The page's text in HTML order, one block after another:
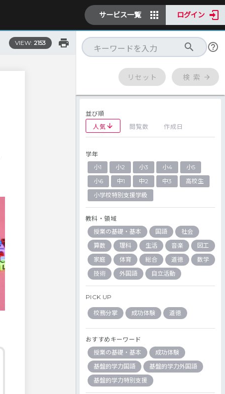
サービス一覧 ログイン
VIEW: 2153
リセット 検 索
並び順
人気
閲覧数 作成日
学年
小1
小2 小3 小4
小5
小6
中1 中2 中3
高校生
小学校特別支援学級
教科・領域
授業の基礎・基本
国語
社会
算数
理科 生活 音楽
図工
家庭
体育 総合 道徳
数学
技術
外国語 自立活動
PICK UP
校務分掌 成功体験 道徳
おすすめキーワード
授業の基礎・基本
成功体験
基盤的学力国語
基盤的学力外国語
基盤的学力特別支援